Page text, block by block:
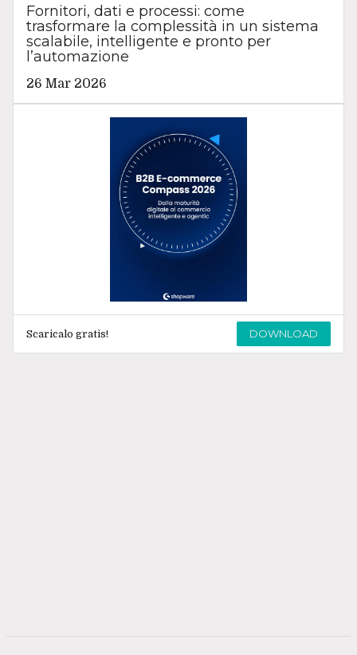
Fornitori, dati e processi: come
trasformare la complessità in un sistema
scalabile, intelligente e pronto per
l’automazione
26 Mar 2026
Scaricalo gratis! DOWNLOAD